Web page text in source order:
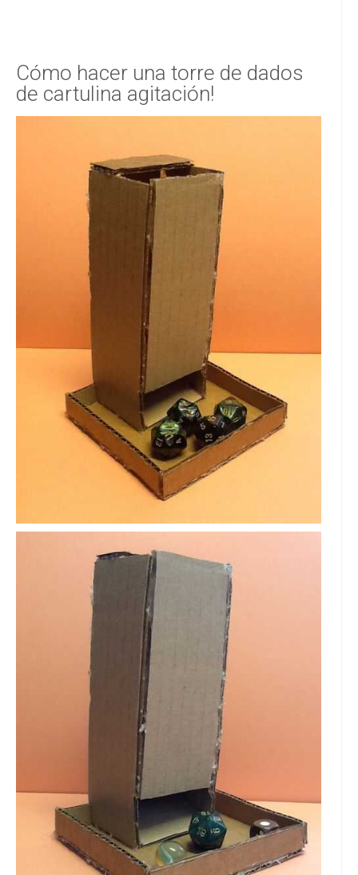
Cómo hacer una torre de dados
de cartulina agitación!